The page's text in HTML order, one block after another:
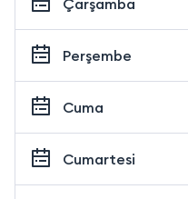
Perşembe
Cuma
Cumartesi